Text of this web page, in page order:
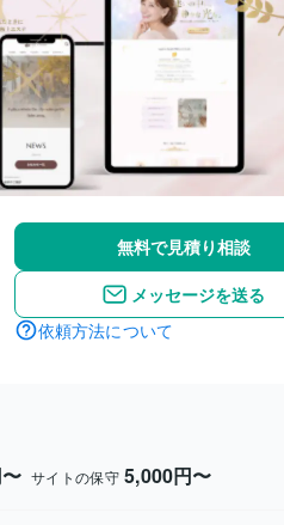
無料で見積り相談
メッセージを送る
依頼方法について
サイトの保守 5,000円〜